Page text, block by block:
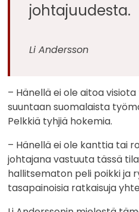
johtajuudesta.
Li Andersson
– Hänellä ei ole aitoa
suuntaan suomalaista
Pelkkiä tyhjiä hokemia.
– Hänellä ei ole kanttia tai
johtajana vastuuta tässä
hallitsematon peli poikki ja
tasapainoisia ratkaisuja